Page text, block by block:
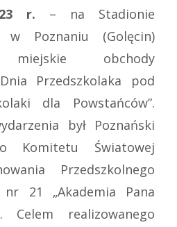
r. – na Stadionie
w Poznaniu (Golęcin)
obchody
Przedszkolaka pod
dla Powstańców”.
był Poznański
Komitetu Światowej
Przedszkolnego
21 „Akademia Pana
Celem realizowanego